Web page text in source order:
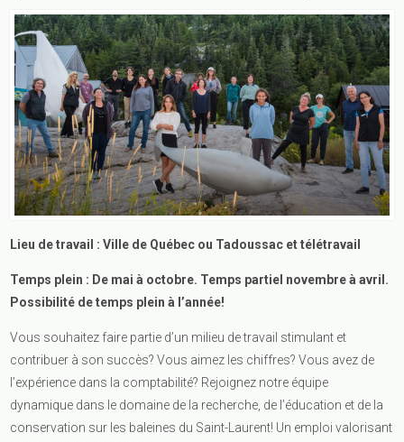
Lieu de travail : Ville de Québec ou Tadoussac et télétravail
Temps plein : De mai à octobre. Temps partiel novembre à avril.
Possibilité de temps plein à l’année!
Vous souhaitez faire partie d’un milieu de travail stimulant et
contribuer à son succès? Vous aimez les chiffres? Vous avez de
l’expérience dans la comptabilité? Rejoignez notre équipe
dynamique dans le domaine de la recherche, de l’éducation et de la
conservation sur les baleines du Saint-Laurent! Un emploi valorisant